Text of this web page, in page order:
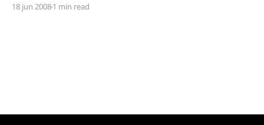
för er som inte vet, världens största LAN-party. Runt
18 jun 20081 min read